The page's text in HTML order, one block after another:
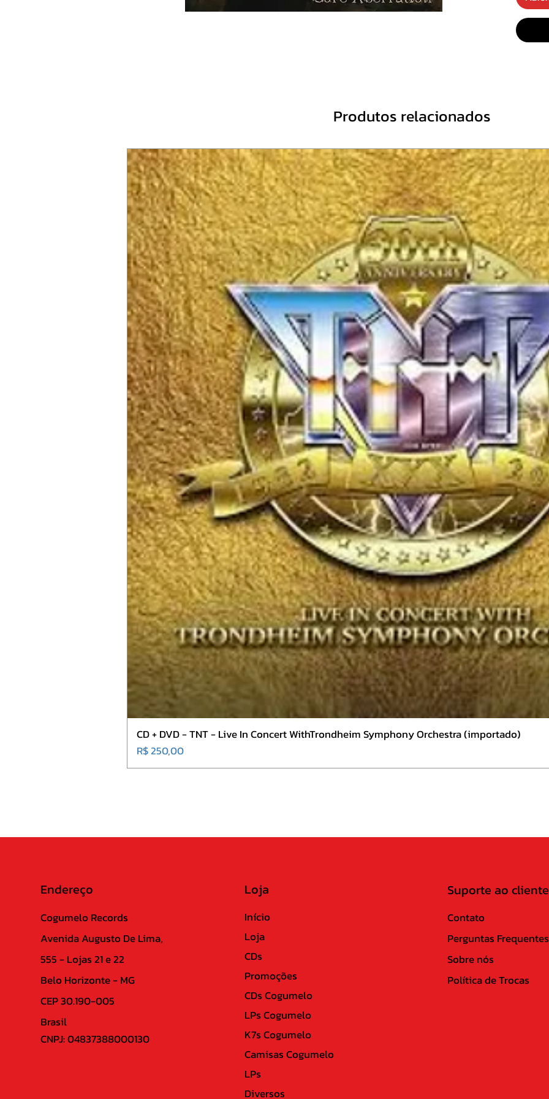
4-
5-
6-
Produtos relacionados
CD + DVD - TNT - Live In Concert WithTrondheim Symphony Orchestra (importado)
Preço
R$ 250,00
Endereço
Cogumelo Records
Avenida Augusto De Lima,
555 - Lojas 21 e 22
Belo Horizonte - MG
CEP 30.190-005
Brasil
CNPJ: 04837388000130
Loja
Início
Loja
CDs
Promoções
CDs Cogumelo
LPs Cogumelo
K7s Cogumelo
Camisas Cogumelo
LPs
Diversos
Suporte ao cliente
Contato
Perguntas Frequentes
Sobre nós
Política de Trocas